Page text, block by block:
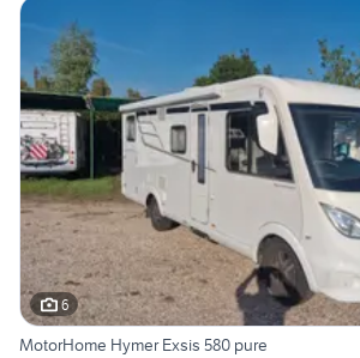
6
MotorHome Hymer Exsis 580 pure